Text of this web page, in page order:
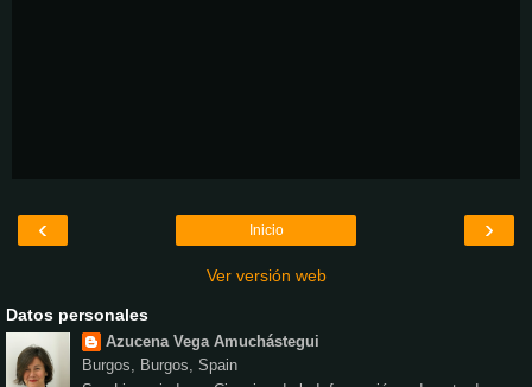
‹ ›
Inicio
Ver versión web
Datos personales
Azucena Vega Amuchástegui
Burgos, Burgos, Spain